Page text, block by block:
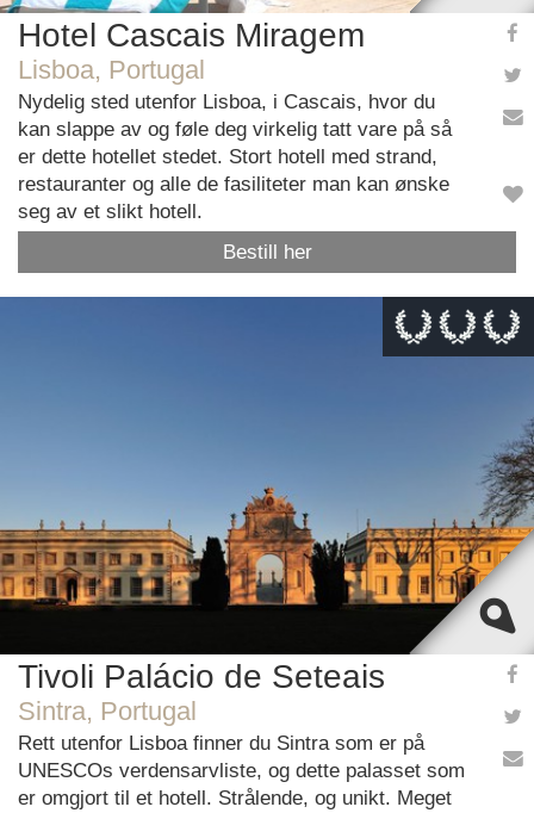
Hotel Cascais Miragem
Lisboa, Portugal
Nydelig sted utenfor Lisboa, i Cascais, hvor du
kan slappe av og føle deg virkelig tatt vare på så
er dette hotellet stedet. Stort hotell med strand,
restauranter og alle de fasiliteter man kan ønske
seg av et slikt hotell.
Bestill her
Tivoli Palácio de Seteais
Sintra, Portugal
Rett utenfor Lisboa finner du Sintra som er på
UNESCOs verdensarvliste, og dette palasset som
er omgjort til et hotell. Strålende, og unikt. Meget